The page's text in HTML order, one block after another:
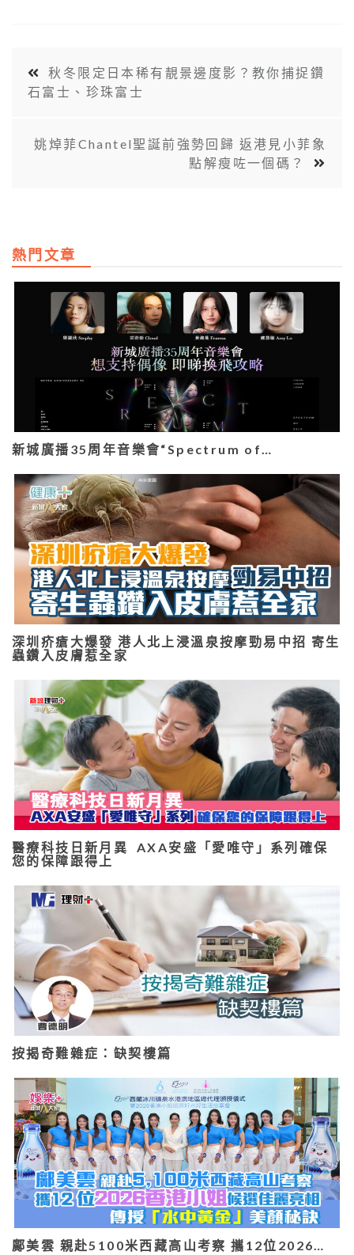
秋冬限定日本稀有靚景邊度影？教你捕捉鑽
石富士、珍珠富士
姚焯菲Chantel聖誕前強勢回歸 返港見小菲象
點解瘦咗一個碼？
熱門文章
新城廣播35周年音樂會“Spectrum of…
深圳疥瘡大爆發 港人北上浸溫泉按摩勁易中招 寄生
蟲鑽入皮膚惹全家
醫療科技日新月異 AXA安盛「愛唯守」系列確保
您的保障跟得上
按揭奇難雜症：缺契樓篇
鄺美雲 親赴5100米西藏高山考察 攜12位2026…